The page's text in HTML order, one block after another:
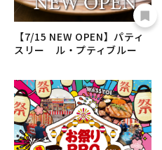
【7/15 NEW OPEN】パティ
スリー ル・プティブルー